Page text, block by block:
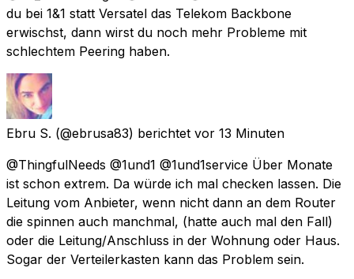
du bei 1&1 statt Versatel das Telekom Backbone
erwischst, dann wirst du noch mehr Probleme mit
schlechtem Peering haben.
Ebru S. (@ebrusa83) berichtet vor 13 Minuten
@ThingfulNeeds @1und1 @1und1service Über Monate
ist schon extrem. Da würde ich mal checken lassen. Die
Leitung vom Anbieter, wenn nicht dann an dem Router
die spinnen auch manchmal, (hatte auch mal den Fall)
oder die Leitung/Anschluss in der Wohnung oder Haus.
Sogar der Verteilerkasten kann das Problem sein.